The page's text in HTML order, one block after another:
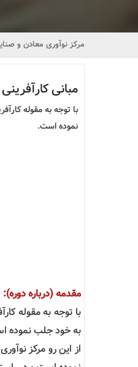
مرکز نوآوری معادن و
مبانی کارآفرینی
با توجه به مقوله
نموده است.
مقدمه (درباره دوره):
با توجه به مقوله
به خود جلب نموده
از این رو مرکز